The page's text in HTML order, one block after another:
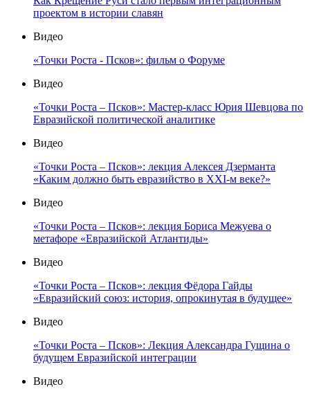
проектом в истории славян
Видео
«Точки Роста - Псков»: фильм о Форуме
Видео
«Точки Роста – Псков»: Мастер-класс Юрия Шевцова по
Евразийской политической аналитике
Видео
«Точки Роста – Псков»: лекция Алексея Дзерманта
«Каким должно быть евразийство в XXI-м веке?»
Видео
«Точки Роста – Псков»: лекция Бориса Межуева о
метафоре «Евразийской Атлантиды»
Видео
«Точки Роста – Псков»: лекция Фёдора Гайды
«Евразийский союз: история, опрокинутая в будущее»
Видео
«Точки Роста – Псков»: Лекция Александра Гущина о
будущем Евразийской интеграции
Видео